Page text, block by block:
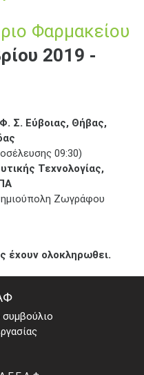
Φαρμακείου
2019 -
Σ. Εύβοιας, Θήβας,
09:30)
Τεχνολογίας,
Ζωγράφου
έχουν ολοκληρωθει.
συμβούλιο